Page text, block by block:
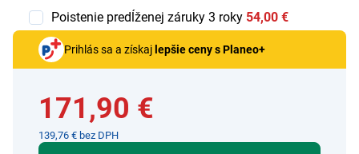
Poistenie predĺženej záruky 3 roky 54,00 €
Prihlás sa a získaj lepšie ceny s Planeo+
171,90 €
139,76 € bez DPH